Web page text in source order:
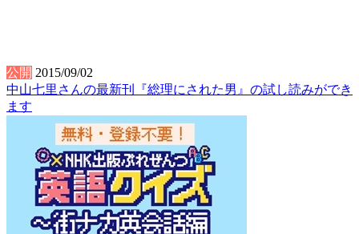
公開 2015/09/02
中山七里さんの最新刊『総理にされた男』の試し読みができ
ます